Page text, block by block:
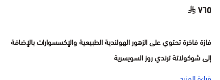
٧٦٥
فازة فاخرة تحتوي على الزهور الهولندية الطبيعية والإكسسوارات بالإضافة
إلى شوكولاتة ترندي روز السويسرية